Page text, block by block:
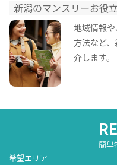
新潟のマンスリーお役
地域情報
方法など
介します。
簡単
希望エリア